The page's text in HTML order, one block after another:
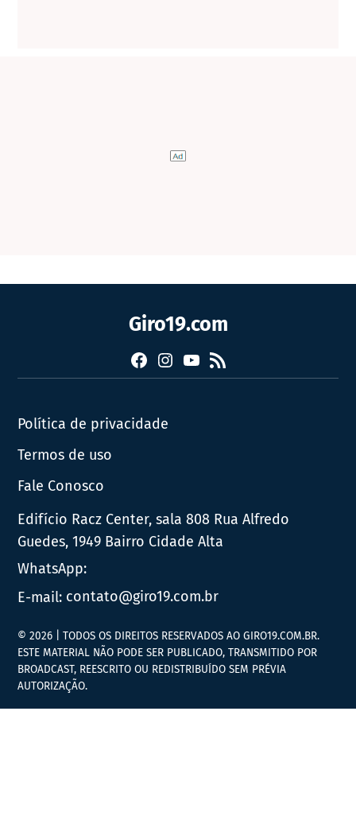
Giro19.com
FacebookInstagram
YouTube
RSS
Política de privacidade
Termos de uso
Fale Conosco
Edifício Racz Center, sala 808 Rua Alfredo
Guedes, 1949 Bairro Cidade Alta
WhatsApp:
E-mail: contato@giro19.com.br
© 2026 | TODOS OS DIREITOS RESERVADOS AO GIRO19.COM.BR.
ESTE MATERIAL NÃO PODE SER PUBLICADO, TRANSMITIDO POR
BROADCAST, REESCRITO OU REDISTRIBUÍDO SEM PRÉVIA
AUTORIZAÇÃO.